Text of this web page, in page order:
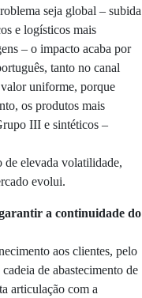
seja global – subida
e logísticos mais
– o impacto acaba por
tanto no canal
uniforme, porque
os produtos mais
III e sintéticos –
de elevada volatilidade,
evolui.
a continuidade do
aos clientes, pelo
de abastecimento de
articulação com a